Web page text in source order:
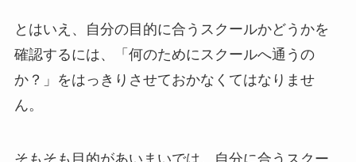
とはいえ、自分の目的に合うスクールかどうかを
確認するには、「何のためにスクールへ通うの
か？」をはっきりさせておかなくてはなりませ
ん。
そもそも目的があいまいでは、自分に合うスクー